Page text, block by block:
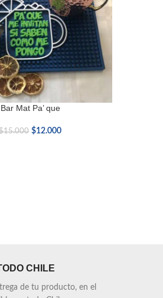
Bar Mat Pa’ que
15.000 $12.000
CHILE
de tu producto, en el